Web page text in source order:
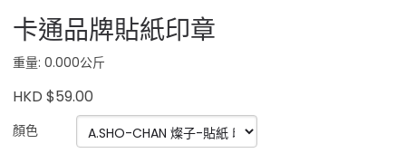
卡通品牌貼紙印章
重量: 0.000公斤
HKD $59.00
顏色